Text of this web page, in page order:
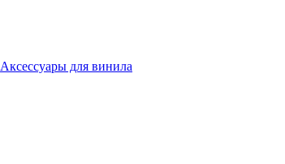
Аксессуары для винила